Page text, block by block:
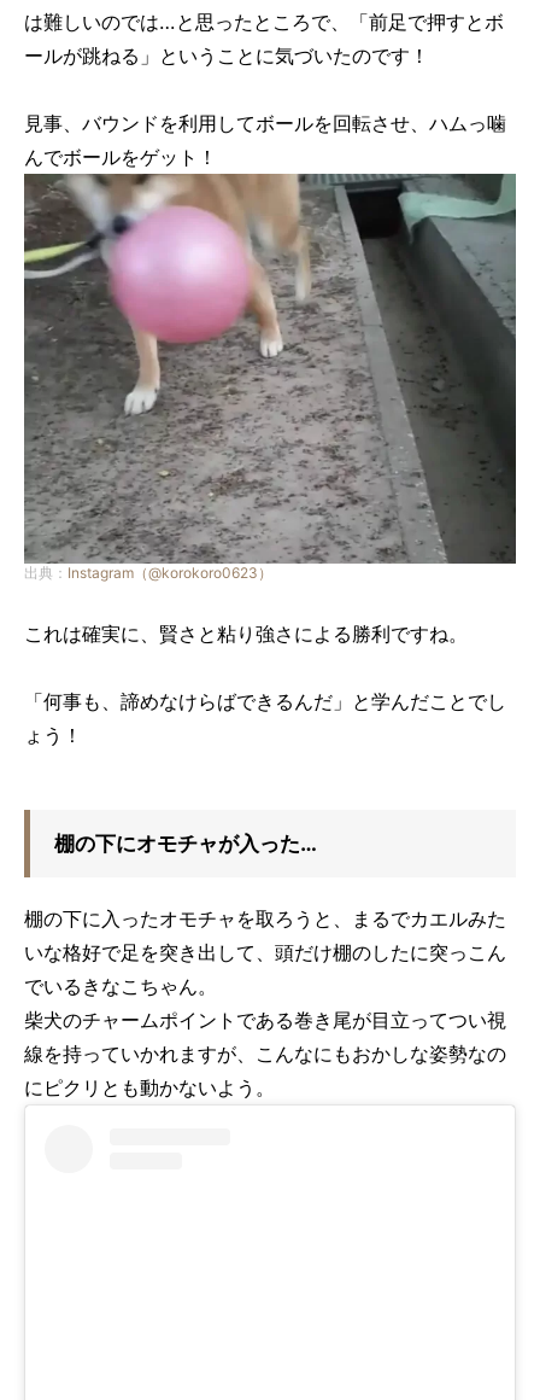
は難しいのでは…と思ったところで、「前足で押すとボ
ールが跳ねる」ということに気づいたのです！
見事、バウンドを利用してボールを回転させ、ハムっ噛
んでボールをゲット！
出典： Instagram（@korokoro0623）
これは確実に、賢さと粘り強さによる勝利ですね。
「何事も、諦めなけらばできるんだ」と学んだことでし
ょう！
棚の下にオモチャが入った…
棚の下に入ったオモチャを取ろうと、まるでカエルみた
いな格好で足を突き出して、頭だけ棚のしたに突っこん
でいるきなこちゃん。
柴犬のチャームポイントである巻き尾が目立ってつい視
線を持っていかれますが、こんなにもおかしな姿勢なの
にピクリとも動かないよう。